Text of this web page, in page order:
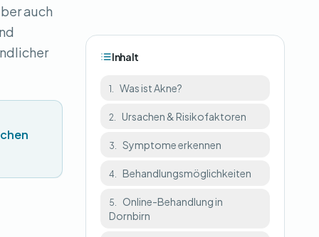
auch
Inhalt
1. Was ist Akne?
2. Ursachen & Risikofaktoren
3. Symptome erkennen
4. Behandlungsmöglichkeiten
5.
Online-Behandlung in
Dornbirn